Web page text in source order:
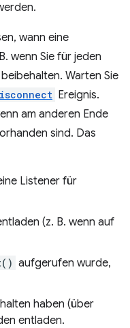
wann eine
wenn Sie für jeden
Warten Sie
Ereignis.
am anderen Ende
sind. Das
Listener für
(z. B. wenn auf
aufgerufen wurde,
haben (über
entladen.